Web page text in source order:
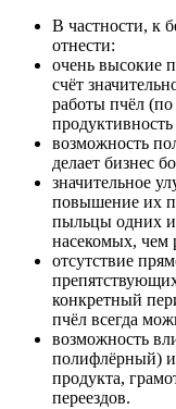
В частности, к
отнести:
очень высокие
счёт
работы пчёл
возможность
делает бизнес
значительное
повышение их
пыльцы одних и
насекомых, чем
отсутствие
конкретный
пчёл всегда
возможность
полифлёрный) и
продукта,
переездов.